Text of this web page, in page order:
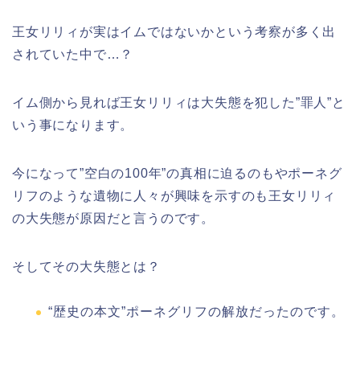
王女リリィが実はイムではないかという考察が多く出
されていた中で…？
イム側から見れば王女リリィは大失態を犯した”罪人”と
いう事になります。
今になって”空白の100年”の真相に迫るのもやポーネグ
リフのような遺物に人々が興味を示すのも王女リリィ
の大失態が原因だと言うのです。
そしてその大失態とは？
“歴史の本文”ポーネグリフの解放だったのです。